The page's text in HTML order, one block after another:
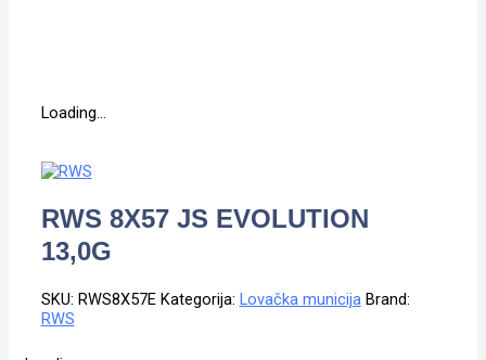
Loading...
RWS 8X57 JS EVOLUTION
13,0G
SKU: RWS8X57E Kategorija: Lovačka municija Brand:
RWS